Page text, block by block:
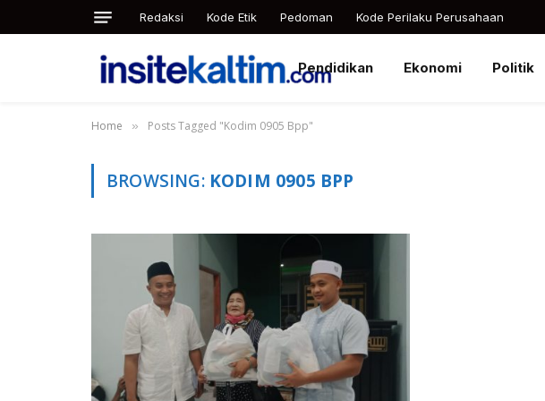
Redaksi Kode Etik Pedoman Kode Perilaku Perusahaan
Pendidikan Ekonomi Politik
Home » Posts Tagged "Kodim 0905 Bpp"
BROWSING: KODIM 0905 BPP